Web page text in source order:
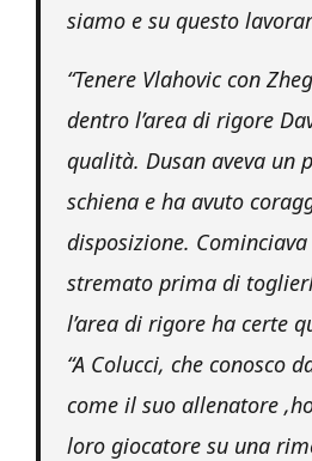
siamo e su questo
“Tenere Vlahovic con
dentro l’area di rigore
qualità. Dusan aveva un
schiena e ha avuto
disposizione. Cominciava
stremato prima di
l’area di rigore ha certe
“A Colucci, che conosco
come il suo allenatore
loro giocatore su una